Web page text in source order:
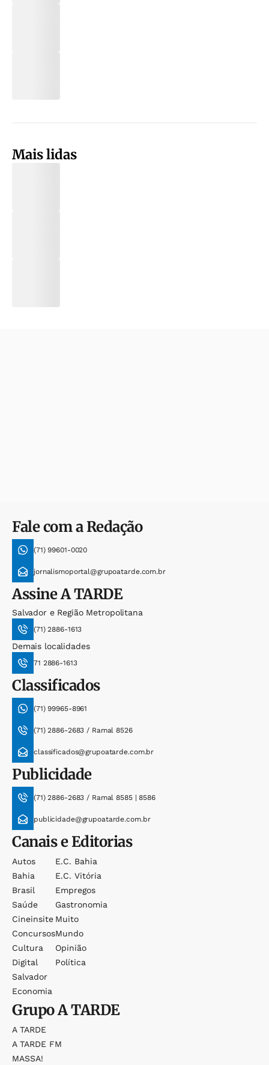
Mais lidas
Fale com a Redação
(71) 99601-0020
jornalismoportal@grupoatarde.com.br
AssineA TARDE
Salvador e Região Metropolitana
(71) 2886-1613
Demais localidades
71 2886-1613
Classificados
(71) 99965-8961
(71) 2886-2683 / Ramal 8526
classificados@grupoatarde.com.br
Publicidade
(71) 2886-2683 / Ramal 8585 | 8586
publicidade@grupoatarde.com.br
Canais e Editorias
Autos
Bahia
Brasil
Saúde
Cineinsite
Concursos
Cultura
Digital
Salvador
Economia
E.c. Bahia
E.c. Vitória
Empregos
Gastronomia
Muito
Mundo
Opinião
Política
GrupoA TARDE
A TARDE
A TARDE FM
MASSA!